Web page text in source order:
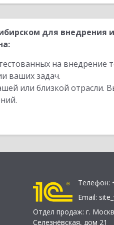
для внедрения
на
ваших задач.
или близкой отрасли.
Телефон:
Email:
Отдел продаж: г.
Селезнёвская, дом 21